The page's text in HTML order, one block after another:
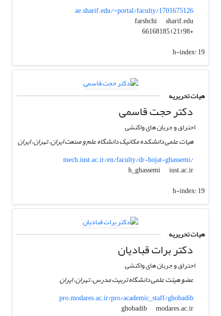
ae.sharif.edu/~portal/faculty/1701675126
farshchi
sharif.edu
+98 (21) 66168185
h-index:19
هیات تحریریه
دکتر حجت قاسمی
احتراق و جریان های واکنشی
هیات علمی دانشکده مکانیک دانشگاه علم و صنعت ایران، تهران، ایران
mech.iust.ac.ir/en/faculty/dr-hojat-ghassemi/
h_ghassemi
iust.ac.ir
h-index:19
هیات تحریریه
دکتر برات قبادیان
احتراق و جریان های واکنشی
عضو هیئت علمی دانشگاه تربیت مدرس، تهران، ایران
pro.modares.ac.ir/pro/academic_staff/ghobadib
ghobadib
modares.ac.ir